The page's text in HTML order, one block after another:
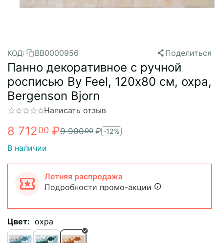
КОД: BB0000956 Поделиться
Панно декоративное с ручной
росписью By Feel, 120х80 см, охра,
Bergenson Bjorn
Написать отзыв
8 71200 ₽9 90000 ₽ -12%
В наличии
Летняя распродажа
Подробности промо-акции
Цвет: охра